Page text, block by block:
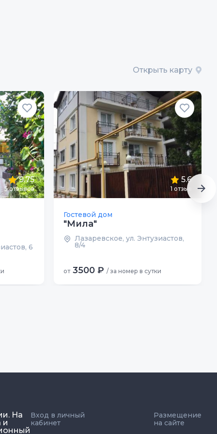
Открыть карту
9.75
5отзывов
6
5.6
1 отзыв
Гостевой дом
"Мила"
Лазаревское, ул. Энтузиастов,
8/4
от 3500 ₽ / за номер в сутки
На
и
Вход в личный
кабинет
Размещение
на сайте